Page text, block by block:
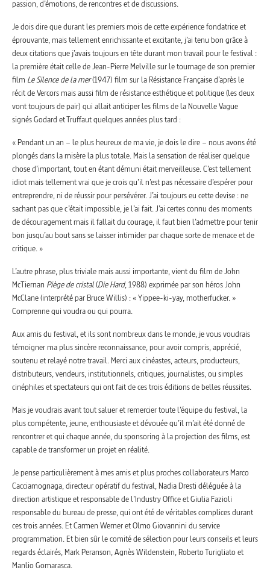
passion, d’émotions, de rencontres et de discussions.
Je dois dire que durant les premiers mois de cette expérience fondatrice et
éprouvante, mais tellement enrichissante et excitante, j’ai tenu bon grâce à
deux citations que j’avais toujours en tête durant mon travail pour le festival :
la première était celle de Jean-Pierre Melville sur le tournage de son premier
film Le Silence de la mer(1947) film sur la Résistance Française d’après le
récit de Vercors mais aussi film de résistance esthétique et politique (les deux
vont toujours de pair) qui allait anticiper les films de la Nouvelle Vague
signés Godard et Truffaut quelques années plus tard :
« Pendant un an – le plus heureux de ma vie, je dois le dire – nous avons été
plongés dans la misère la plus totale. Mais la sensation de réaliser quelque
chose d’important, tout en étant démuni était merveilleuse. C’est tellement
idiot mais tellement vrai que je crois qu’il n’est pas nécessaire d’espérer pour
entreprendre, ni de réussir pour persévérer. J’ai toujours eu cette devise : ne
sachant pas que c’était impossible, je l’ai fait. J’ai certes connu des moments
de découragement mais il fallait du courage, il faut bien l’admettre pour tenir
bon jusqu’au bout sans se laisser intimider par chaque sorte de menace et de
critique. »
L’autre phrase, plus triviale mais aussi importante, vient du film de John
McTiernan Piège de cristal(Die Hard, 1988) exprimée par son héros John
McClane (interprété par Bruce Willis) : « Yippee-ki-yay, motherfucker. »
Comprenne qui voudra ou qui pourra.
Aux amis du festival, et ils sont nombreux dans le monde, je vous voudrais
témoigner ma plus sincère reconnaissance, pour avoir compris, apprécié,
soutenu et relayé notre travail. Merci aux cinéastes, acteurs, producteurs,
distributeurs, vendeurs, institutionnels, critiques, journalistes, ou simples
cinéphiles et spectateurs qui ont fait de ces trois éditions de belles réussites.
Mais je voudrais avant tout saluer et remercier toute l’équipe du festival, la
plus compétente, jeune, enthousiaste et dévouée qu’il m’ait été donné de
rencontrer et qui chaque année, du sponsoring à la projection des films, est
capable de transformer un projet en réalité.
Je pense particulièrement à mes amis et plus proches collaborateurs Marco
Cacciamognaga, directeur opératif du festival, Nadia Dresti déléguée à la
direction artistique et responsable de l’Industry Office et Giulia Fazioli
responsable du bureau de presse, qui ont été de véritables complices durant
ces trois années. Et Carmen Werner et Olmo Giovannini du service
programmation. Et bien sûr le comité de sélection pour leurs conseils et leurs
regards éclairés, Mark Peranson, Agnès Wildenstein, Roberto Turigliato et
Manlio Gomarasca.